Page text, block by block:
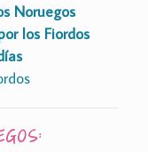
Noruegos
los Fiordos